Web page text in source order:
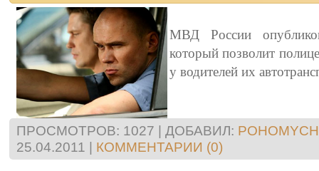
МВД России
который позволит
у водителей их
ПРОСМОТРОВ: 1027 | ДОБАВИЛ:
25.04.2011 | КОММЕНТАРИИ (0)